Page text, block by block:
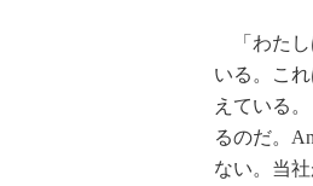
「わたし
いる。こ
えている
るのだ。
ない。当